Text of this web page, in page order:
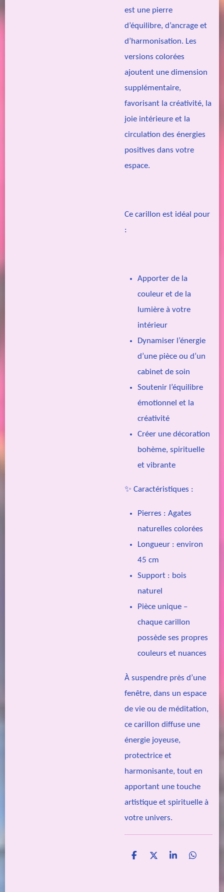
est une pierre
d’équilibre, d’ancrage et
d’harmonisation. Les
versions colorées
ajoutent une dimension
supplémentaire,
favorisant la créativité, la
joie intérieure et la
circulation des énergies
positives dans votre
espace.
Ce carillon est idéal pour
:
Apporter de la
couleur et de la
lumière à votre
intérieur
Dynamiser l’énergie
d’une pièce ou d’un
cabinet de soin
Soutenir l’équilibre
émotionnel et la
créativité
Créer une décoration
bohème, spirituelle
et vibrante
✨ Caractéristiques :
Pierres : Agates
naturelles colorées
Longueur : environ
45 cm
Support : bois
naturel
Pièce unique –
chaque carillon
possède ses propres
couleurs et nuances
À suspendre près d’une
fenêtre, dans un espace
de vie ou de méditation,
ce carillon diffuse une
énergie joyeuse,
protectrice et
harmonisante, tout en
apportant une touche
artistique et spirituelle à
votre univers.
P
P
P
P